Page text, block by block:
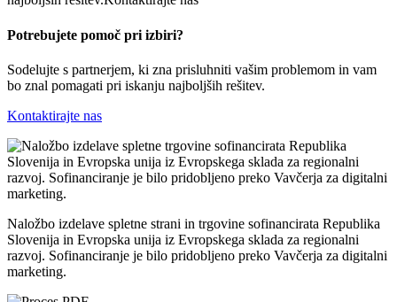
Potrebujete pomoč pri izbiri?
Sodelujte s partnerjem, ki zna prisluhniti vašim problemom in vam
bo znal pomagati pri iskanju najboljših rešitev.
Kontaktirajte nas
Naložbo izdelave spletne strani in trgovine sofinancirata Republika
Slovenija in Evropska unija iz Evropskega sklada za regionalni
razvoj. Sofinanciranje je bilo pridobljeno preko Vavčerja za digitalni
marketing.